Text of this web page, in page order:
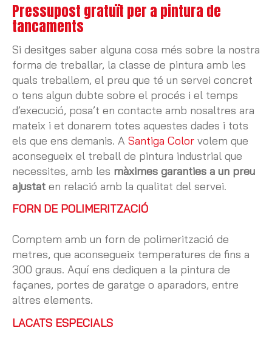
Pressupost gratuït per a pintura de
tancaments
Si desitges saber alguna cosa més sobre la nostra
forma de treballar, la classe de pintura amb les
quals treballem, el preu que té un servei concret
o tens algun dubte sobre el procés i el temps
d’execució, posa’t en contacte amb nosaltres ara
mateix i et donarem totes aquestes dades i tots
els que ens demanis. A Santiga Color volem que
aconsegueix el treball de pintura industrial que
necessites, amb les màximes garanties a un preu
ajustat en relació amb la qualitat del servei.
FORN DE POLIMERITZACIÓ
Comptem amb un forn de polimerització de
metres, que aconsegueix temperatures de fins a
300 graus. Aquí ens dediquen a la pintura de
façanes, portes de garatge o aparadors, entre
altres elements.
LACATS ESPECIALS